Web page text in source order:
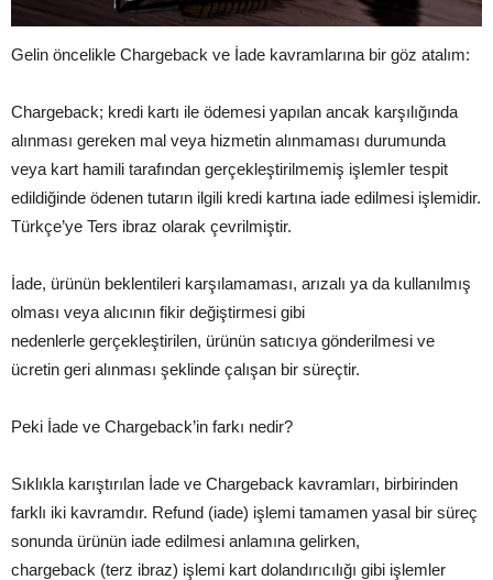
Gelin öncelikle Chargeback ve İade kavramlarına bir göz atalım:
Chargeback; kredi kartı ile ödemesi yapılan ancak karşılığında
alınması gereken mal veya hizmetin alınmaması durumunda
veya kart hamili tarafından gerçekleştirilmemiş işlemler tespit
edildiğinde ödenen tutarın ilgili kredi kartına iade edilmesi işlemidir.
Türkçe’ye Ters ibraz olarak çevrilmiştir.
İade, ürünün beklentileri karşılamaması, arızalı ya da kullanılmış
olması veya alıcının fikir değiştirmesi gibi
nedenlerle gerçekleştirilen, ürünün satıcıya gönderilmesi ve
ücretin geri alınması şeklinde çalışan bir süreçtir.
Peki İade ve Chargeback’in farkı nedir?
Sıklıkla karıştırılan İade ve Chargeback kavramları, birbirinden
farklı iki kavramdır. Refund (iade) işlemi tamamen yasal bir süreç
sonunda ürünün iade edilmesi anlamına gelirken,
chargeback (terz ibraz) işlemi kart dolandırıcılığı gibi işlemler